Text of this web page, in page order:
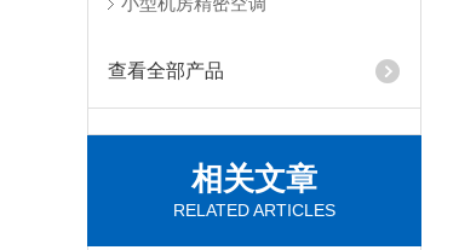
查看全部产品
相关文章
RELATED ARTICLES